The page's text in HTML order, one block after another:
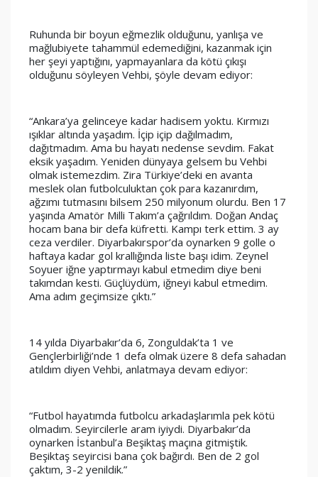
Ruhunda bir boyun eğmezlik olduğunu, yanlışa ve
mağlubiyete tahammül edemediğini, kazanmak için
her şeyi yaptığını, yapmayanlara da kötü çıkışı
olduğunu söyleyen Vehbi, şöyle devam ediyor:
“Ankara’ya gelinceye kadar hadisem yoktu. Kırmızı
ışıklar altında yaşadım. İçip içip dağılmadım,
dağıtmadım. Ama bu hayatı nedense sevdim. Fakat
eksik yaşadım. Yeniden dünyaya gelsem bu Vehbi
olmak istemezdim. Zira Türkiye’deki en avanta
meslek olan futbolculuktan çok para kazanırdım,
ağzımı tutmasını bilsem 250 milyonum olurdu. Ben 17
yaşında Amatör Milli Takım’a çağrıldım. Doğan Andaç
hocam bana bir defa küfretti. Kampı terk ettim. 3 ay
ceza verdiler. Diyarbakırspor’da oynarken 9 golle o
haftaya kadar gol krallığında liste başı idim. Zeynel
Soyuer iğne yaptırmayı kabul etmedim diye beni
takımdan kesti. Güçlüydüm, iğneyi kabul etmedim.
Ama adım geçimsize çıktı.”
14 yılda Diyarbakır’da 6, Zonguldak’ta 1 ve
Gençlerbirliği’nde 1 defa olmak üzere 8 defa sahadan
atıldım diyen Vehbi, anlatmaya devam ediyor:
“Futbol hayatımda futbolcu arkadaşlarımla pek kötü
olmadım. Seyircilerle aram iyiydi. Diyarbakır’da
oynarken İstanbul’a Beşiktaş maçına gitmiştik.
Beşiktaş seyircisi bana çok bağırdı. Ben de 2 gol
çaktım, 3-2 yenildik.”